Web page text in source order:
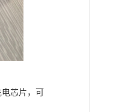
芯片，可